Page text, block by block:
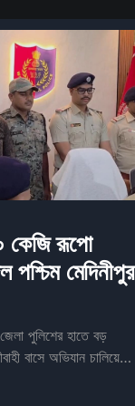
কেজি রূপো
পশ্চিম মেদিনীপুর
পুলিশের হাতে বড়
বাসে অভিযান চালিয়ে